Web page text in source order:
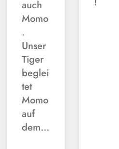
auch
Momo
.
Unser
Tiger
beglei
tet
Momo
auf
dem…